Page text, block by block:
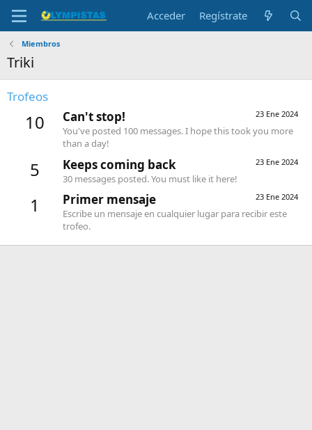
Acceder Regístrate
Miembros
Triki
Trofeos
10 23 Ene 2024
Can't stop!
You've posted 100 messages. I hope this took you more
than a day!
5 23 Ene 2024
Keeps coming back
30 messages posted. You must like it here!
1 23 Ene 2024
Primer mensaje
Escribe un mensaje en cualquier lugar para recibir este
trofeo.